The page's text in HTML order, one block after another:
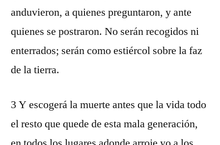
anduvieron, a quienes preguntaron, y ante
quienes se postraron. No serán recogidos ni
enterrados; serán como estiércol sobre la faz
de la tierra.
3 Y escogerá la muerte antes que la vida todo
el resto que quede de esta mala generación,